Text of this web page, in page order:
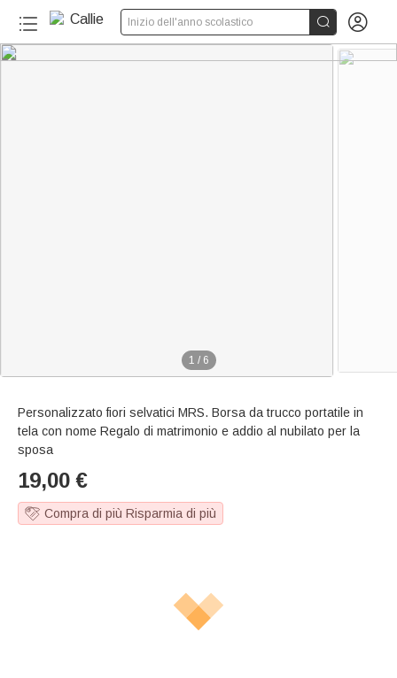
Inizio dell'anno scolastico  
1 / 6
Personalizzato fiori selvatici MRS. Borsa da trucco portatile in
tela con nome Regalo di matrimonio e addio al nubilato per la
sposa
19,00 €
Compra di più Risparmia di più